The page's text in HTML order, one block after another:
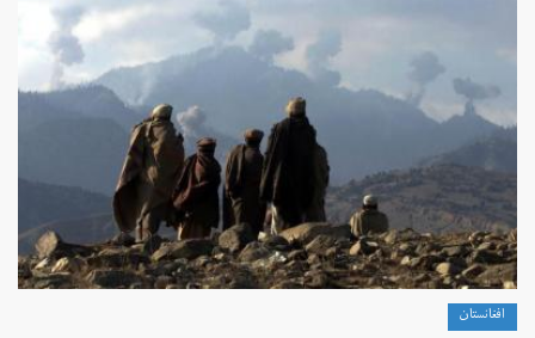
افغانستان